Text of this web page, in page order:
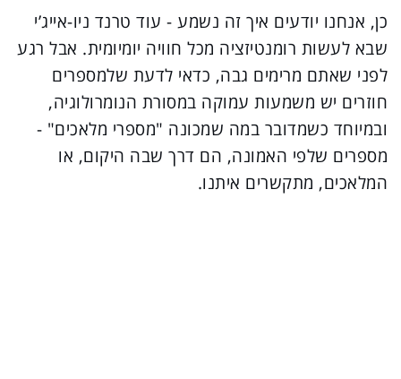
כן, אנחנו יודעים איך זה נשמע - עוד טרנד ניו-אייג’י
שבא לעשות רומנטיזציה מכל חוויה יומיומית. אבל רגע
לפני שאתם מרימים גבה, כדאי לדעת שלמספרים
חוזרים יש משמעות עמוקה במסורת הנומרולוגיה,
ובמיוחד כשמדובר במה שמכונה "מספרי מלאכים" -
מספרים שלפי האמונה, הם דרך שבה היקום, או
המלאכים, מתקשרים איתנו.